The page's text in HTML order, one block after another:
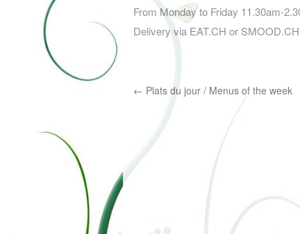
From Monday to Friday 11.30am-
Delivery via EAT.CH or SMOOD.CH
← Plats du jour / Menus of the week